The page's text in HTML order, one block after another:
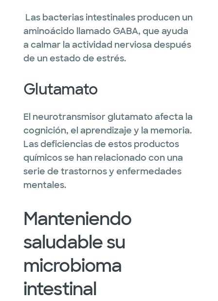
Las bacterias intestinales producen un
aminoácido llamado GABA, que ayuda
a calmar la actividad nerviosa después
de un estado de estrés.
Glutamato
El neurotransmisor glutamato afecta la
cognición, el aprendizaje y la memoria.
Las deficiencias de estos productos
químicos se han relacionado con una
serie de trastornos y enfermedades
mentales.
Manteniendo
saludable su
microbioma
intestinal